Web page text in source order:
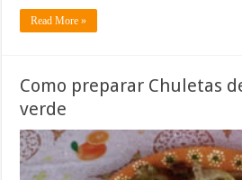
Read More »
Como preparar Chuletas
verde